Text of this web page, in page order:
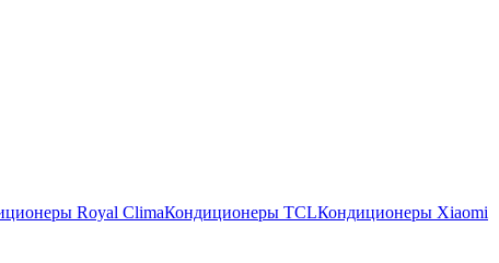
Royal ClimaКондиционеры TCLКондиционеры Xiaomi